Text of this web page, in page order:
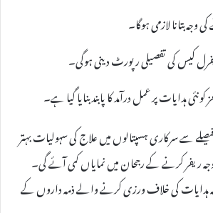
بتانا لازمی ہوگا۔
کیس کی تفصیلی رپورٹ دینی ہوگی۔
نئی ہدایات پر عمل درآمد کا پابند بنایا گیا ہے۔
سے سرکاری ہسپتالوں میں علاج کی سہولیات بہتر
ریفر کرنے کے رجحان میں نمایاں کمی آئے گی۔
ہدایات کی خلاف ورزی کرنے والے ذمہ داروں کے